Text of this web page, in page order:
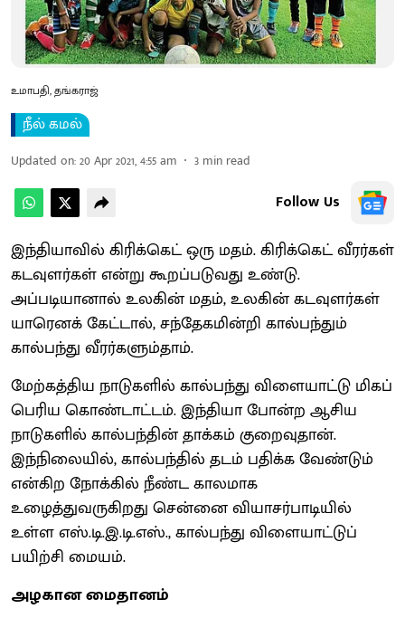
உமாபதி, தங்கராஜ்
நீல் கமல்
Updated on:20 Apr 2021, 4:55 am 3 min read
Follow Us
இந்தியாவில் கிரிக்கெட் ஒரு மதம். கிரிக்கெட் வீரர்கள்
கடவுளர்கள் என்று கூறப்படுவது உண்டு.
அப்படியானால் உலகின் மதம், உலகின் கடவுளர்கள்
யாரெனக் கேட்டால், சந்தேகமின்றி கால்பந்தும்
கால்பந்து வீரர்களும்தாம்.
மேற்கத்திய நாடுகளில் கால்பந்து விளையாட்டு மிகப்
பெரிய கொண்டாட்டம். இந்தியா போன்ற ஆசிய
நாடுகளில் கால்பந்தின் தாக்கம் குறைவுதான்.
இந்நிலையில், கால்பந்தில் தடம் பதிக்க வேண்டும்
என்கிற நோக்கில் நீண்ட காலமாக
உழைத்துவருகிறது சென்னை வியாசர்பாடியில்
உள்ள எஸ்.டி.இ.டி.எஸ்., கால்பந்து விளையாட்டுப்
பயிற்சி மையம்.
அழகான மைதானம்